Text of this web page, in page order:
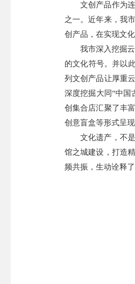
文创产品作为
之一。近年来，我
创产品，在实现文
我市深入挖掘
的文化符号。并以
列文创产品让厚重
深度挖掘大同“中国
创集合店汇聚了丰
创意盲盒等形式呈
文化遗产，不
馆之城建设，打造
频共振，生动诠释